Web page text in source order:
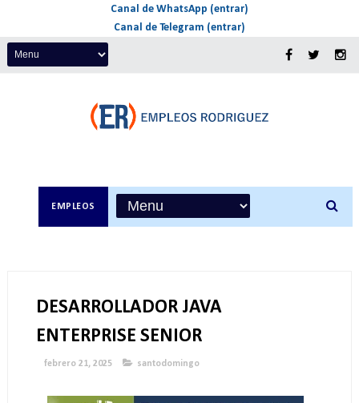
Canal de WhatsApp (entrar)
Canal de Telegram (entrar)
EMPLEOS
DESARROLLADOR JAVA
ENTERPRISE SENIOR
febrero 21, 2025 santodomingo